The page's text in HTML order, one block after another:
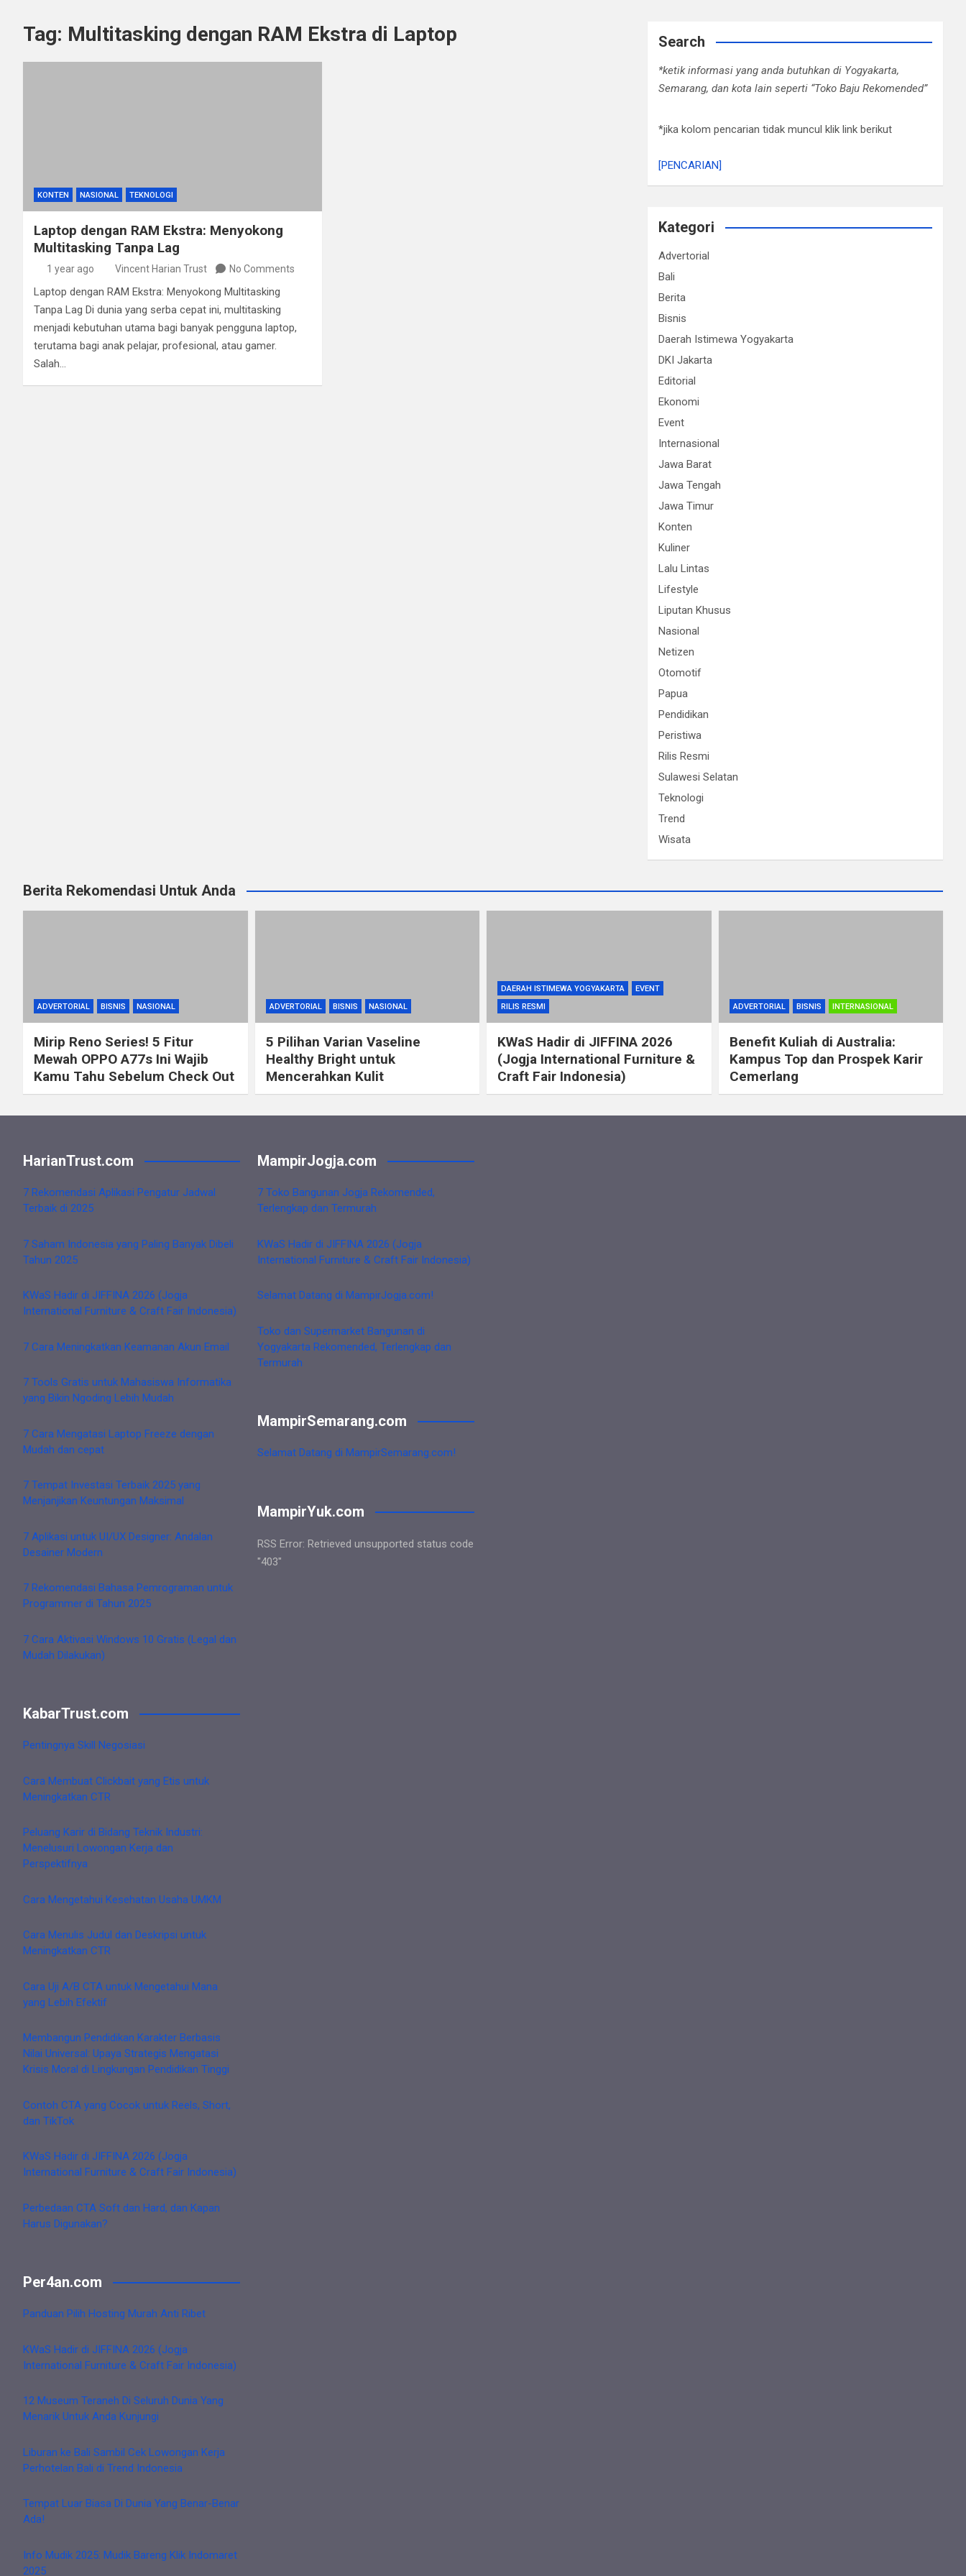
Tag: Multitasking dengan RAM Ekstra di Laptop
KONTEN NASIONAL TEKNOLOGI
Laptop dengan RAM Ekstra: Menyokong
Multitasking Tanpa Lag
1 year ago Vincent Harian Trust No Comments
Laptop dengan RAM Ekstra: Menyokong Multitasking
Tanpa Lag Di dunia yang serba cepat ini, multitasking
menjadi kebutuhan utama bagi banyak pengguna laptop,
terutama bagi anak pelajar, profesional, atau gamer.
Salah…
Search
*ketik informasi yang anda butuhkan di Yogyakarta,
Semarang, dan kota lain seperti “Toko Baju Rekomended”
*jika kolom pencarian tidak muncul klik link berikut
[PENCARIAN]
Kategori
Advertorial
Bali
Berita
Bisnis
Daerah Istimewa Yogyakarta
DKI Jakarta
Editorial
Ekonomi
Event
Internasional
Jawa Barat
Jawa Tengah
Jawa Timur
Konten
Kuliner
Lalu Lintas
Lifestyle
Liputan Khusus
Nasional
Netizen
Otomotif
Papua
Pendidikan
Peristiwa
Rilis Resmi
Sulawesi Selatan
Teknologi
Trend
Wisata
Berita Rekomendasi Untuk Anda
ADVERTORIAL BISNIS NASIONAL
Mirip Reno Series! 5 Fitur
Mewah OPPO A77s Ini Wajib
Kamu Tahu Sebelum Check Out
ADVERTORIAL BISNIS NASIONAL
5 Pilihan Varian Vaseline
Healthy Bright untuk
Mencerahkan Kulit
DAERAH ISTIMEWA YOGYAKARTA
EVENT
RILIS RESMI
KWaS Hadir di JIFFINA 2026
(Jogja International Furniture &
Craft Fair Indonesia)
ADVERTORIAL BISNIS INTERNASIONAL
Benefit Kuliah di Australia:
Kampus Top dan Prospek Karir
Cemerlang
HarianTrust.com
7 Rekomendasi Aplikasi Pengatur Jadwal
Terbaik di 2025
7 Saham Indonesia yang Paling Banyak Dibeli
Tahun 2025
KWaS Hadir di JIFFINA 2026 (Jogja
International Furniture & Craft Fair Indonesia)
7 Cara Meningkatkan Keamanan Akun Email
7 Tools Gratis untuk Mahasiswa Informatika
yang Bikin Ngoding Lebih Mudah
7 Cara Mengatasi Laptop Freeze dengan
Mudah dan cepat
7 Tempat Investasi Terbaik 2025 yang
Menjanjikan Keuntungan Maksimal
7 Aplikasi untuk UI/UX Designer: Andalan
Desainer Modern
7 Rekomendasi Bahasa Pemrograman untuk
Programmer di Tahun 2025
7 Cara Aktivasi Windows 10 Gratis (Legal dan
Mudah Dilakukan)
KabarTrust.com
Pentingnya Skill Negosiasi
Cara Membuat Clickbait yang Etis untuk
Meningkatkan CTR
Peluang Karir di Bidang Teknik Industri:
Menelusuri Lowongan Kerja dan
Perspektifnya
Cara Mengetahui Kesehatan Usaha UMKM
Cara Menulis Judul dan Deskripsi untuk
Meningkatkan CTR
Cara Uji A/B CTA untuk Mengetahui Mana
yang Lebih Efektif
Membangun Pendidikan Karakter Berbasis
Nilai Universal: Upaya Strategis Mengatasi
Krisis Moral di Lingkungan Pendidikan Tinggi
Contoh CTA yang Cocok untuk Reels, Short,
dan TikTok
KWaS Hadir di JIFFINA 2026 (Jogja
International Furniture & Craft Fair Indonesia)
Perbedaan CTA Soft dan Hard, dan Kapan
Harus Digunakan?
Per4an.com
Panduan Pilih Hosting Murah Anti Ribet
KWaS Hadir di JIFFINA 2026 (Jogja
International Furniture & Craft Fair Indonesia)
12 Museum Teraneh Di Seluruh Dunia Yang
Menarik Untuk Anda Kunjungi
Liburan ke Bali Sambil Cek Lowongan Kerja
Perhotelan Bali di Trend Indonesia
Tempat Luar Biasa Di Dunia Yang Benar-Benar
Ada!
Info Mudik 2025: Mudik Bareng Klik Indomaret
2025
MampirJogja.com
7 Toko Bangunan Jogja Rekomended,
Terlengkap dan Termurah
KWaS Hadir di JIFFINA 2026 (Jogja
International Furniture & Craft Fair Indonesia)
Selamat Datang di MampirJogja.com!
Toko dan Supermarket Bangunan di
Yogyakarta Rekomended, Terlengkap dan
Termurah
MampirSemarang.com
Selamat Datang di MampirSemarang.com!
MampirYuk.com
RSS Error: Retrieved unsupported status code
"403"